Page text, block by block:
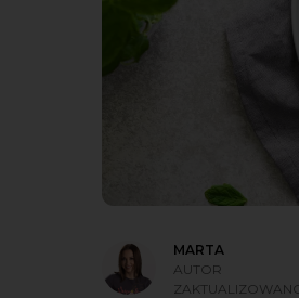
MARTA
AUTOR